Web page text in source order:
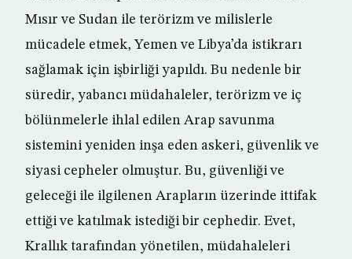
Mısır ve Sudan ile terörizm ve milislerle
mücadele etmek, Yemen ve Libya’da istikrarı
sağlamak için işbirliği yapıldı. Bu nedenle bir
süredir, yabancı müdahaleler, terörizm ve iç
bölünmelerle ihlal edilen Arap savunma
sistemini yeniden inşa eden askeri, güvenlik ve
siyasi cepheler olmuştur. Bu, güvenliği ve
geleceği ile ilgilenen Arapların üzerinde ittifak
ettiği ve katılmak istediği bir cephedir. Evet,
Krallık tarafından yönetilen, müdahaleleri